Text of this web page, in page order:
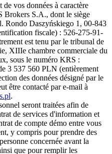
vos données à caractère
S.A., dont le siège
Rondo Daszyńskiego 1, 00-843
fiscale) : 526-275-91-
est tenu par le tribunal de
XIIIe chambre commerciale du
sous le numéro KRS :
3 537 560 PLN (entièrement
des données désigné par le
être contacté par e-mail à
.
seront traitées afin de
de services d'information et
de compte démo entre vous
y compris pour prendre des
concernée avant la
que pour remplir les